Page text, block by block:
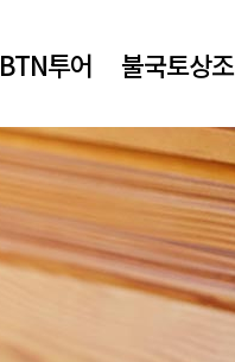
BTN투어 불국토상조